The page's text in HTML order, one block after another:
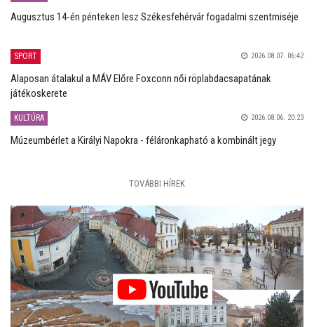
Augusztus 14-én pénteken lesz Székesfehérvár fogadalmi szentmiséje
SPORT 2026.08.07. 06:42
Alaposan átalakul a MÁV Előre Foxconn női röplabdacsapatának
játékoskerete
KULTÚRA 2026.08.06. 20:23
Múzeumbérlet a Királyi Napokra - féláronkapható a kombinált jegy
TOVÁBBI HÍREK